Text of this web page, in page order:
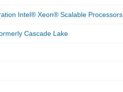
Intel® Xeon® Scalable Processors
Cascade Lake